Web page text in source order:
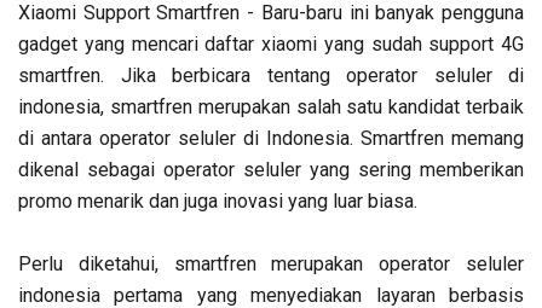
Xiaomi Support Smartfren - Baru-baru ini banyak pengguna
gadget yang mencari daftar xiaomi yang sudah support 4G
smartfren. Jika berbicara tentang operator seluler di
indonesia, smartfren merupakan salah satu kandidat terbaik
di antara operator seluler di Indonesia. Smartfren memang
dikenal sebagai operator seluler yang sering memberikan
promo menarik dan juga inovasi yang luar biasa.
Perlu diketahui, smartfren merupakan operator seluler
indonesia pertama yang menyediakan layaran berbasis